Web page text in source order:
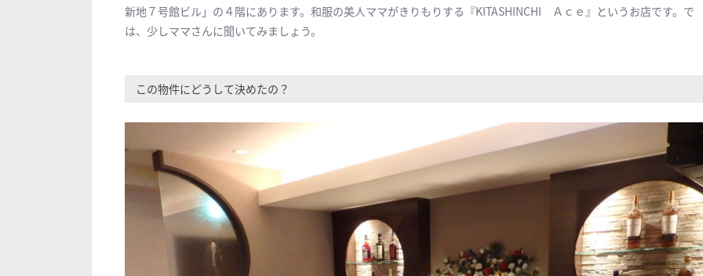
新地７号館ビル」の４階にあります。和服の美人ママがきりもりする『KITASHINCHI Ａｃｅ』というお店です。で
は、少しママさんに聞いてみましょう。
この物件にどうして決めたの？